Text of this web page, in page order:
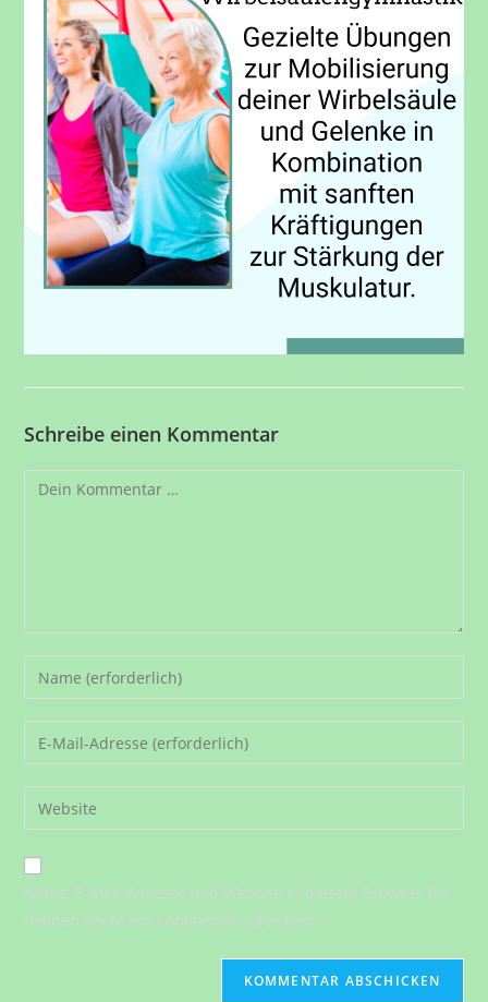
Schreibe einen Kommentar
Kommentar
Gib
deinen
Namen
oder
zum
Kommentieren
ein
Gib
deine
E-
Mail-
zum
Kommentieren
ein
Gib
deine
Website-
URL
Name, E-Mail-Adresse und Website in diesem Browser für
meinen nächsten Kommentar speichern.